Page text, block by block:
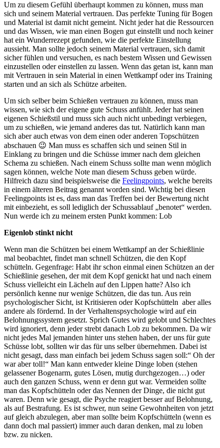
Um zu diesem Gefühl überhaupt kommen zu können, muss man
sich und seinem Material vertrauen. Das perfekte Tuning für Bogen
und Material ist damit nicht gemeint. Nicht jeder hat die Ressourcen
und das Wissen, wie man einen Bogen gut einstellt und noch keiner
hat ein Wunderrezept gefunden, wie die perfekte Einstellung
aussieht. Man sollte jedoch seinem Material vertrauen, sich damit
sicher fühlen und versuchen, es nach bestem Wissen und Gewissen
einzustellen oder einstellen zu lassen. Wenn das getan ist, kann man
mit Vertrauen in sein Material in einen Wettkampf oder ins Training
starten und an sich als Schütze arbeiten.
Um sich selber beim Schießen vertrauen zu können, muss man
wissen, wie sich der eigene gute Schuss anfühlt. Jeder hat seinen
eigenen Schießstil und muss sich auch nicht unbedingt verbiegen,
um zu schießen, wie jemand anderes das tut. Natürlich kann man
sich aber auch etwas von dem einen oder anderen Topschützen
abschauen 😉 Man muss es schaffen sich und seinen Stil in
Einklang zu bringen und die Schüsse immer nach dem gleichen
Schema zu schießen. Nach einem Schuss sollte man wenn möglich
sagen können, welche Note man diesem Schuss geben würde.
Hilfreich dazu sind beispielsweise die Feelingpoints, welche bereits
in einem älteren Beitrag genannt worden sind. Wichtig bei diesen
Feelingpoints ist es, dass man das Treffen bei der Bewertung nicht
mit einbezieht, es soll lediglich der Schussablauf „benotet“ werden.
Nun werde ich zu meinem ersten Punkt kommen: Lob
Eigenlob stinkt nicht
Wenn man die Schützen bei einem Wettkampf an der Schießlinie
mal beobachtet, findet man schnell Schützen, die den Kopf
schütteln. Gegenfrage: Habt ihr schon einmal einen Schützen an der
Schießlinie gesehen, der mit dem Kopf genickt hat und nach einem
Schuss vielleicht ein Lächeln auf den Lippen hatte? Also ich
persönlich kenne nur wenige Schützen, die das tun. Aus rein
psychologischer Sicht, ist Kritisieren oder Kopfschütteln aber alles
andere als fördernd. In der Verhaltenspsychologie wird auf ein
Belohnungssystem gesetzt. Sprich Gutes wird gelobt und Schlechtes
wird ignoriert, denn jeder strebt danach Lob zu bekommen. Da wir
nicht jedes Mal jemanden hinter uns stehen haben, der uns für gute
Schüsse lobt, sollten wir das für uns selber übernehmen. Dabei ist
nicht gesagt, dass man einfach bei jedem Schuss sagen soll:“ Oh der
war aber toll!“ Man kann entweder kleine Dinge loben (stehen
gelassener Bogenarm, gutes Lösen, mutig durchgezogen…) oder
auch den ganzen Schuss, wenn er denn gut war. Vermeiden sollte
man das Kopfschütteln oder das Nennen der Dinge, die nicht gut
waren. Denn wie gesagt, die Psyche reagiert besser auf Belohnung,
als auf Bestrafung. Es ist schwer, nun seine Gewohnheiten von jetzt
auf gleich abzulegen, aber man sollte beim Kopfschütteln (wenn es
dann doch mal passiert) immer auch daran denken, mal zu loben
bzw. zu nicken.